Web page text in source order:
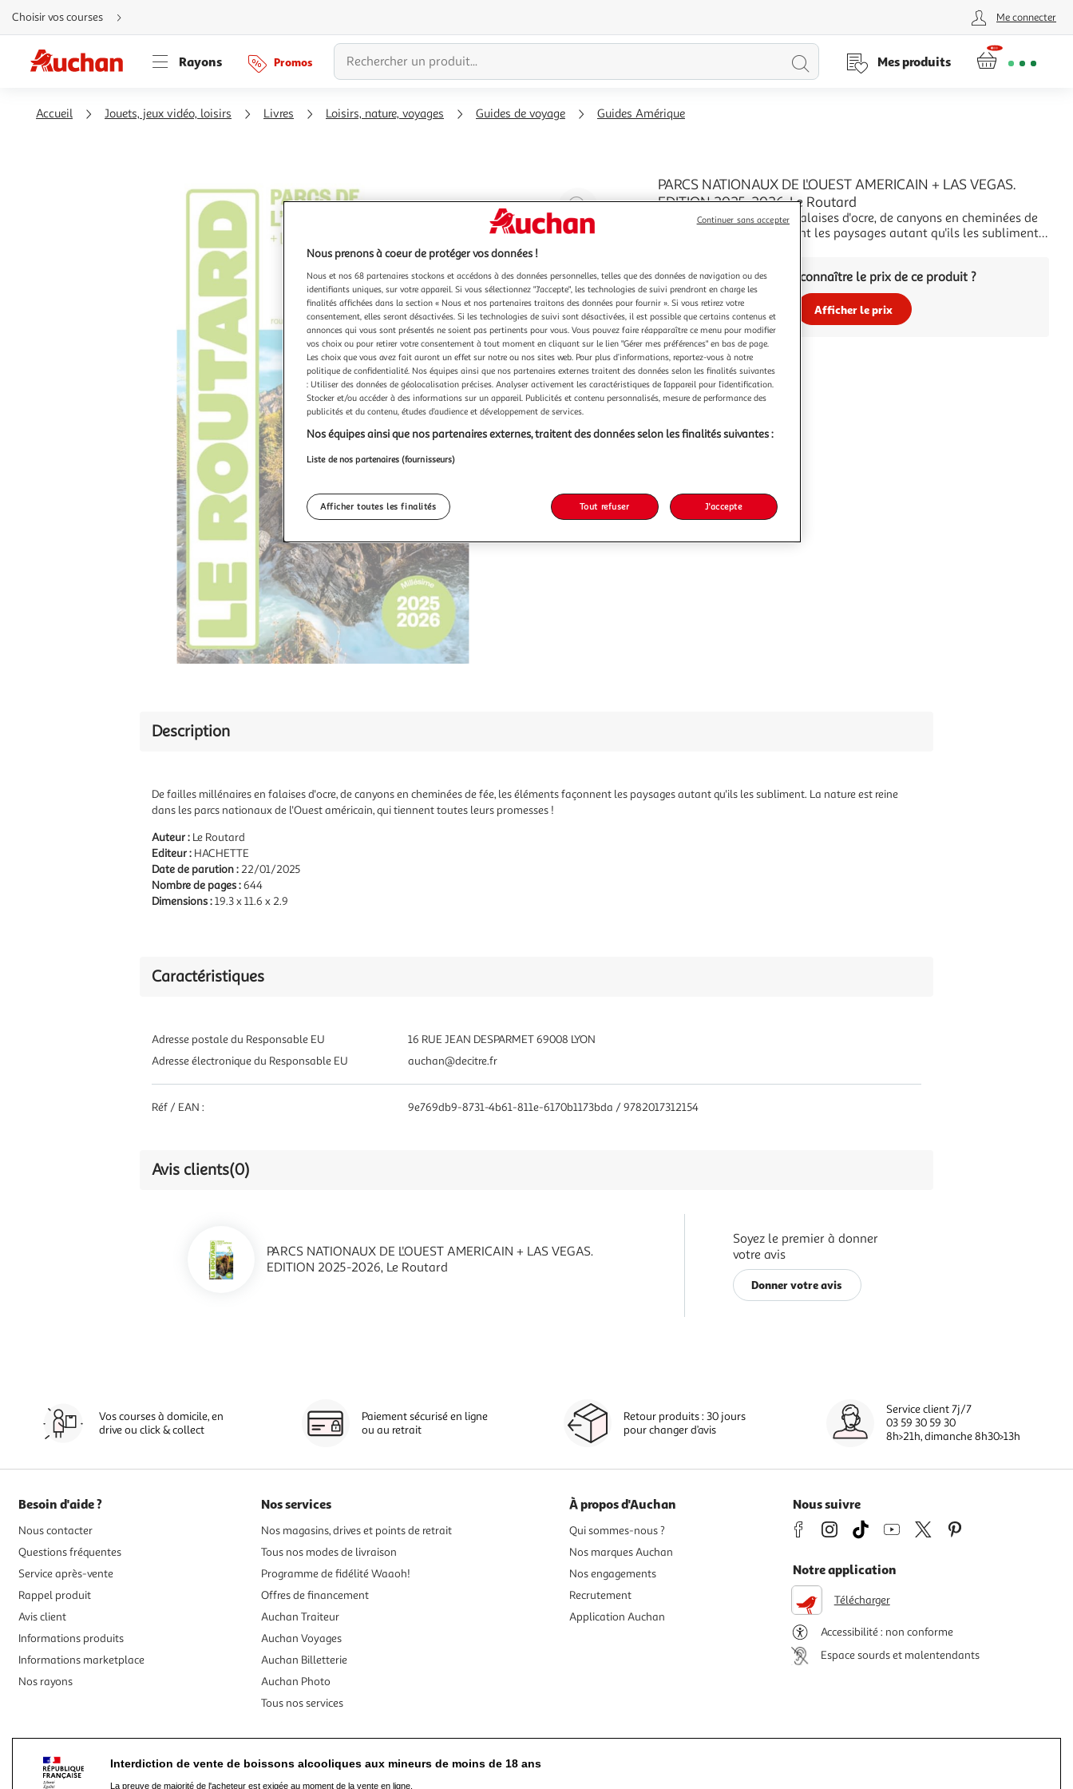
Aller
directement
au
Aller
directement
à
Aller
directement
Choisir vos courses Me connecter
Rayons Promos
Lancer
Mes produits
Accueil Jouets, jeux vidéo, loisirs Livres Loisirs, nature, voyages Guides de voyage Guides Amérique
Agrandir
l'illustration
200%
l'illustration
à
100
%
Partager
le
produit
PARCS NATIONAUX DE L'OUEST AMERICAIN + LAS VEGAS.
EDITION 2025-2026, Le Routard
De failles millénaires en falaises d'ocre, de canyons en cheminées de
fée, les éléments façonnent les paysages autant qu'ils les subliment.
HACHETTEDate de parution :
Vous voulez connaître le prix de ce produit ?
Afficher le prix
Description
De failles millénaires en falaises d'ocre, de canyons en cheminées de fée, les éléments façonnent les paysages autant qu'ils les subliment. La nature est reine
dans les parcs nationaux de l'Ouest américain, qui tiennent toutes leurs promesses !
Auteur : Le Routard
Editeur : HACHETTE
Date de parution :22/01/2025
Nombre de pages :644
Dimensions :19.3 x 11.6 x 2.9
Caractéristiques
Adresse postale du Responsable EU
16 RUE JEAN DESPARMET 69008 LYON
Adresse électronique du Responsable EU
auchan@decitre.fr
Réf / EAN : 9e769db9-8731-4b61-811e-6170b1173bda / 9782017312154
Avis clients(0)
PARCS NATIONAUX DE L'OUEST AMERICAIN + LAS VEGAS.
EDITION 2025-2026, Le Routard
Soyez le premier à donner
votre avis
Donner votre avis
Vos courses à domicile, en
drive ou click & collect
Paiement sécurisé en ligne
ou au retrait
Retour produits : 30 jours
pour changer d’avis
Service client 7j/7
03 59 30 59 30
8h>21h, dimanche 8h30>13h
Besoin d'aide ?
Nous contacter
Questions fréquentes
Service après-vente
Rappel produit
Avis client
Informations produits
Informations marketplace
Nos rayons
Nos services
Nos magasins, drives et points de retrait
Tous nos modes de livraison
Programme de fidélité Waaoh!
Offres de financement
Auchan Traiteur
Auchan Voyages
Auchan Billetterie
Auchan Photo
Tous nos services
À propos d'Auchan
Qui sommes-nous ?
Nos marques Auchan
Nos engagements
Recrutement
Application Auchan
Nous suivre
Notre application
Télécharger
Accessibilité : non conforme
Espace sourds et malentendants
Interdiction de vente de boissons alcooliques aux mineurs de moins de 18 ans
La preuve de majorité de l'acheteur est exigée au moment de la vente en ligne.
Nous prenons à coeur de protéger vos données !
Nous et nos 68 partenaires stockons et accédons à des données personnelles, telles que des données de navigation ou des
identifiants uniques, sur votre appareil. Si vous sélectionnez "J'accepte", les technologies de suivi prendront en charge les
finalités affichées dans la section « Nous et nos partenaires traitons des données pour fournir ». Si vous retirez votre
consentement, elles seront désactivées. Si les technologies de suivi sont désactivées, il est possible que certains contenus et
annonces qui vous sont présentés ne soient pas pertinents pour vous. Vous pouvez faire réapparaître ce menu pour modifier
vos choix ou pour retirer votre consentement à tout moment en cliquant sur le lien "Gérer mes préférences" en bas de page.
Les choix que vous avez fait auront un effet sur notre ou nos sites web. Pour plus d’informations, reportez-vous à notre
politique de confidentialité. Nos équipes ainsi que nos partenaires externes traitent des données selon les finalités suivantes
: Utiliser des données de géolocalisation précises. Analyser activement les caractéristiques de l’appareil pour l’identification.
Stocker et/ou accéder à des informations sur un appareil. Publicités et contenu personnalisés, mesure de performance des
publicités et du contenu, études d’audience et développement de services.
Nos équipes ainsi que nos partenaires externes, traitent des données selon les finalités suivantes :
Liste de nos partenaires (fournisseurs)
Afficher toutes les finalités Tout refuser J'accepte
Continuer sans accepter